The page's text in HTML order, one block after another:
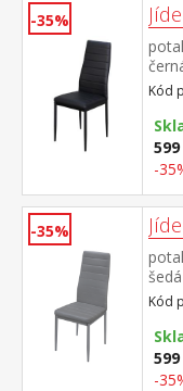
-35%
Kód
599
-
-35%
47
Kód
599
-